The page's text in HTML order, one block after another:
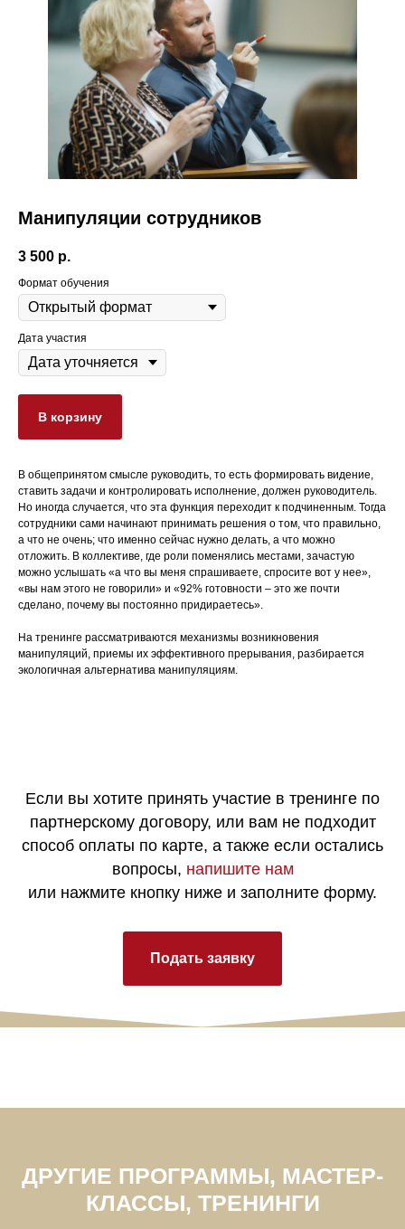
Манипуляции сотрудников
3 500 р.
Формат обучения
Дата участия
В корзину
В общепринятом смысле руководить, то есть формировать видение,
ставить задачи и контролировать исполнение, должен руководитель.
Но иногда случается, что эта функция переходит к подчиненным. Тогда
сотрудники сами начинают принимать решения о том, что правильно,
а что не очень; что именно сейчас нужно делать, а что можно
отложить. В коллективе, где роли поменялись местами, зачастую
можно услышать «а что вы меня спрашиваете, спросите вот у нее»,
«вы нам этого не говорили» и «92% готовности – это же почти
сделано, почему вы постоянно придираетесь».
На тренинге рассматриваются механизмы возникновения
манипуляций, приемы их эффективного прерывания, разбирается
экологичная альтернатива манипуляциям.
Если вы хотите принять участие в тренинге по
партнерскому договору, или вам не подходит
способ оплаты по карте, а также если остались
вопросы, напишите нам
или нажмите кнопку ниже и заполните форму.
Подать заявку
ДРУГИЕ ПРОГРАММЫ, МАСТЕР-
КЛАССЫ, ТРЕНИНГИ